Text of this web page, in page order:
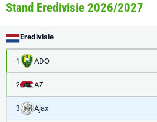
Stand Eredivisie 2026/2027
Eredivisie
1 ADO
2 AZ
3 Ajax